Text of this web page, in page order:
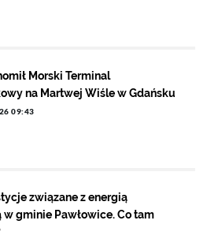
Morski Terminal
na Martwej Wiśle w Gdańsku
09:43
związane z energią
gminie Pawłowice. Co tam